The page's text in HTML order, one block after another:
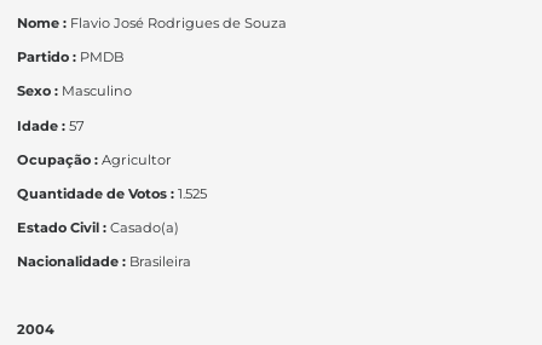
Nome : Flavio José Rodrigues de Souza
Partido : PMDB
Sexo : Masculino
Idade :57
Ocupação :Agricultor
Quantidade de Votos :1.525
Estado Civil :Casado(a)
Nacionalidade : Brasileira
2004